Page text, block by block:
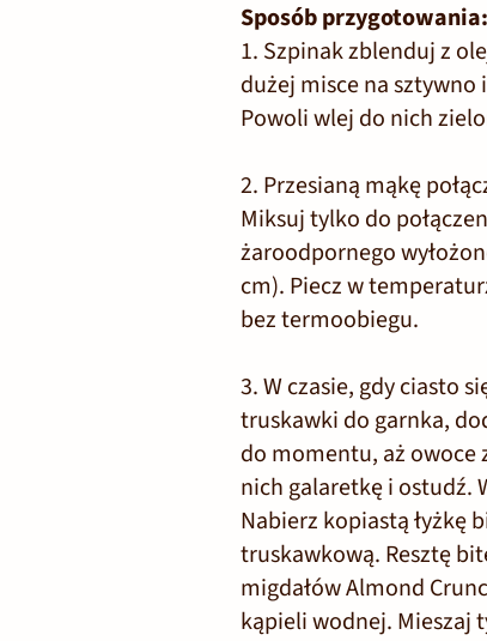
Sposób przygotowania:
1. Szpinak zblenduj z
dużej misce na
Powoli wlej do nich
2. Przesianą mąkę
Miksuj tylko do
żaroodpornego
cm). Piecz w
bez termoobiegu.
3. W czasie, gdy ciasto
truskawki do garnka,
do momentu, aż owoce
nich galaretkę i ostudź.
Nabierz kopiastą łyżkę
truskawkową. Resztę
migdałów Almond
kąpieli wodnej. Mieszaj